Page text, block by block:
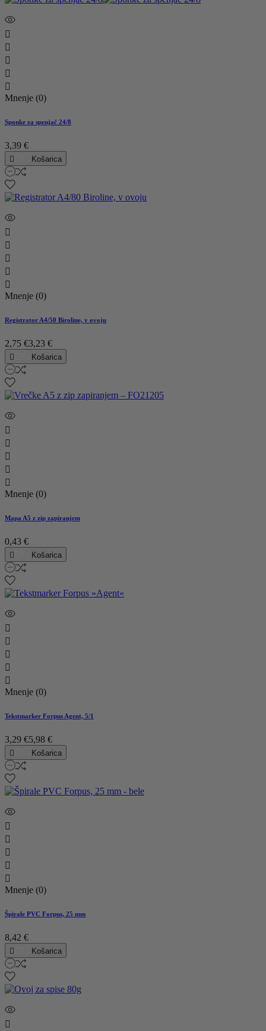





Mnenje (0)
Sponke za spenjač 24/8
3,39 €
 Košarica





Mnenje (0)
Registrator A4/50 Biroline, v ovoju
2,75 €3,23 €
 Košarica





Mnenje (0)
Mapa A5 z zip zapiranjem
0,43 €
 Košarica





Mnenje (0)
Tekstmarker Forpus Agent, 5/1
3,29 €5,98 €
 Košarica





Mnenje (0)
Špirale PVC Forpus, 25 mm
8,42 €
 Košarica
